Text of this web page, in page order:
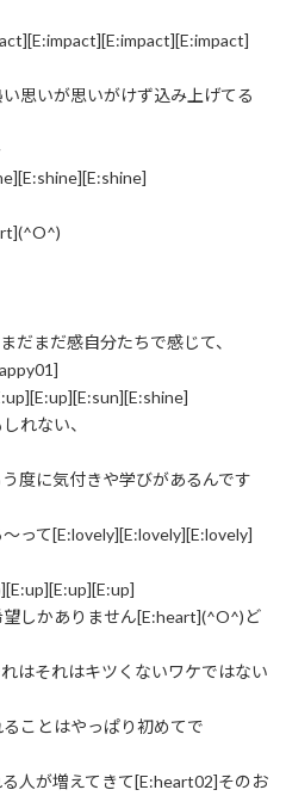
思いが思いがけず込み上げてる
だまだ感自分たちで感じて、
れない、
度に気付きや学びがあるんです
って[E:lovely][E:lovely][E:lovely]
しかありません[E:heart](^O^)ど
はそれはキツくないワケではない
ことはやっぱり初めてで
人が増えてきて[E:heart02]そのお